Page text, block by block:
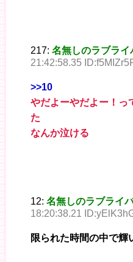
217: 名無しのラブライ
21:42:58.35
>>10
やだよーやだよー！っ
た
なんか泣ける
12: 名無しのラブライ
18:20:38.21
限られた時間の中で輝